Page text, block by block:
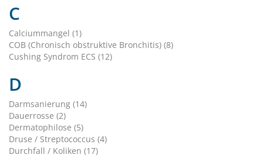
C
Calciummangel (1)
COB (Chronisch obstruktive Bronchitis) (8)
Cushing Syndrom ECS (12)
D
Darmsanierung (14)
Dauerrosse (2)
Dermatophilose (5)
Druse / Streptococcus (4)
Durchfall / Koliken (17)